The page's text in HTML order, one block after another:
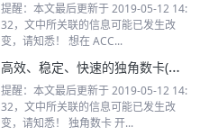
提醒：本文最后更新于 2019-05-12 14:
32，文中所关联的信息可能已发生改
变，请知悉！ 想在 ACC...
高效、稳定、快速的独角数卡(发卡)-站长自动化售货开源系统
提醒：本文最后更新于 2019-05-12 14:
32，文中所关联的信息可能已发生改
变，请知悉！ 独角数卡 开...